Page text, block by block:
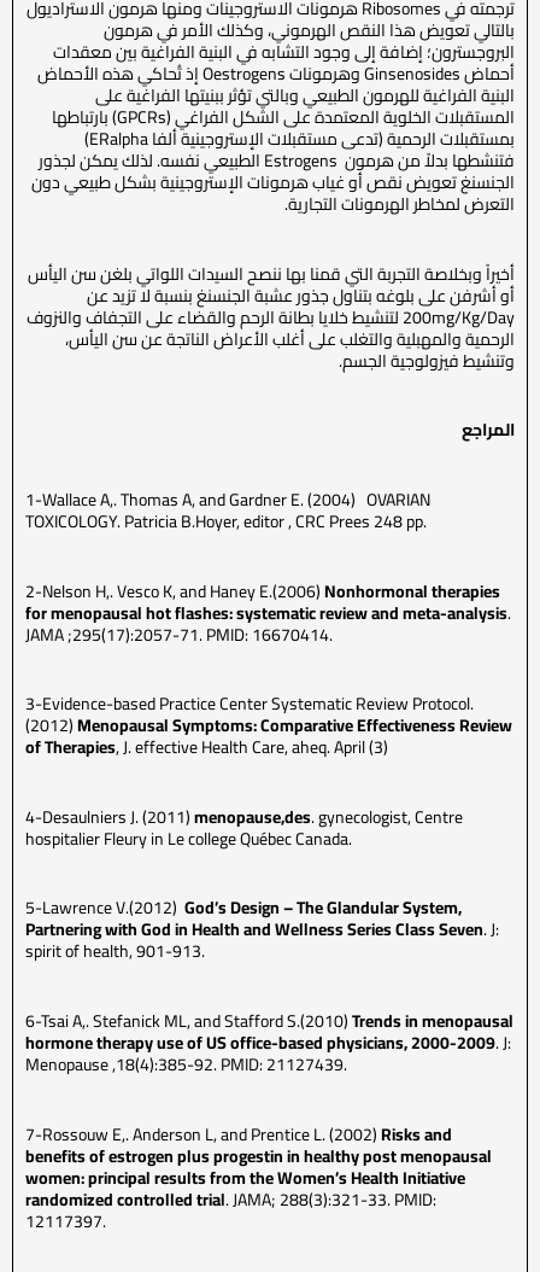
ترجمته في Ribosomes هرمونات الاستروجينات ومنها هرمون الاستراديول
بالتالي تعويض هذا النقص الهرموني، وكذلك الأمر في هرمون
البروجسترون؛ إضافة إلى وجود التشابه في البنية الفراغية بين معقدات
أحماض Ginsenosides وهرمونات Oestrogens إذ تُحاكي هذه الأحماض
البنية الفراغية للهرمون الطبيعي وبالتي تؤثر ببنيتها الفراغية على
المستقبلات الخلوية المعتمدة على الشكل الفراغي (GPCRs) بارتباطها
بمستقبلات الرحمية (تدعى مستقبلات الإستروجينية ألفا ERalpha)
فتنشطها بدلاً من هرمون Estrogens الطبيعي نفسه. لذلك يمكن لجذور
الجنسنغ تعويض نقص أو غياب هرمونات الإستروجينية بشكل طبيعي دون
التعرض لمخاطر الهرمونات التجارية.
أخيراً وبخلاصة التجربة التي قمنا بها ننصح السيدات اللواتي بلغن سن اليأس
أو أشرفن على بلوغه بتناول جذور عشبة الجنسنغ بنسبة لا تزيد عن
200mg/Kg/Day لتنشيط خلايا بطانة الرحم والقضاء على التجفاف والنزوف
الرحمية والمهبلية والتغلب على أغلب الأعراض الناتجة عن سن اليأس،
وتنشيط فيزولوجية الجسم.
المراجع
1-Wallace A,. Thomas A, and Gardner E. (2004) OVARIAN
TOXICOLOGY. Patricia B.Hoyer, editor , CRC Prees 248 pp.
2-Nelson H,. Vesco K, and Haney E.(2006)Nonhormonal therapies
for menopausal hot flashes: systematic review and meta-analysis.
JAMA ;295(17):2057-71. PMID: 16670414.
3-Evidence-based Practice Center Systematic Review Protocol.
(2012)Menopausal Symptoms: Comparative Effectiveness Review
of Therapies, J. effective Health Care, aheq. April (3)
4-Desaulniers J. (2011)menopause,des. gynecologist, Centre
hospitalier Fleury in Le college Québec Canada.
5-Lawrence V.(2012) God’s Design – The Glandular System,
Partnering with God in Health and Wellness Series Class Seven. J:
spirit of health, 901-913.
6-Tsai A,. Stefanick ML, and Stafford S.(2010)Trends in menopausal
hormone therapy use of US office-based physicians, 2000-2009. J:
Menopause ,18(4):385-92. PMID: 21127439.
7-Rossouw E,. Anderson L, and Prentice L. (2002)Risks and
benefits of estrogen plus progestin in healthy post menopausal
women: principal results from the Women’s Health Initiative
randomized controlled trial. JAMA; 288(3):321-33. PMID:
12117397.